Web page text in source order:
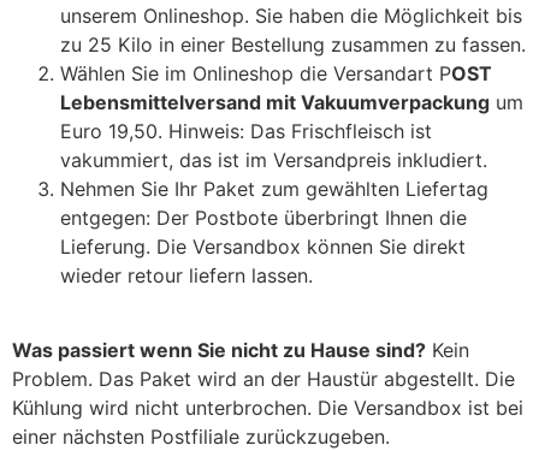
unserem Onlineshop. Sie haben die Möglichkeit bis
zu 25 Kilo in einer Bestellung zusammen zu fassen.
Wählen Sie im Onlineshop die Versandart POST
Lebensmittelversand mit Vakuumverpackung um
Euro 19,50. Hinweis: Das Frischfleisch ist
vakummiert, das ist im Versandpreis inkludiert.
Nehmen Sie Ihr Paket zum gewählten Liefertag
entgegen: Der Postbote überbringt Ihnen die
Lieferung. Die Versandbox können Sie direkt
wieder retour liefern lassen.
Was passiert wenn Sie nicht zu Hause sind? Kein
Problem. Das Paket wird an der Haustür abgestellt. Die
Kühlung wird nicht unterbrochen. Die Versandbox ist bei
einer nächsten Postfiliale zurückzugeben.